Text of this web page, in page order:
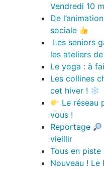
Vendredi 10
De
sociale
Les seniors
les ateliers
Le yoga : à
Les collines
cet hiver !
Le réseau
vous !
Reportage
vieillir
Tous en
Nouveau ! Le